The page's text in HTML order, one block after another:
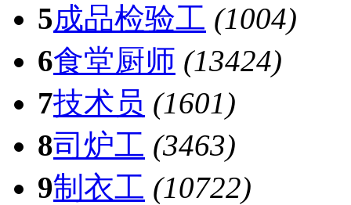
5成品检验工 (1004)
6食堂厨师 (13424)
7技术员 (1601)
8司炉工 (3463)
9制衣工 (10722)